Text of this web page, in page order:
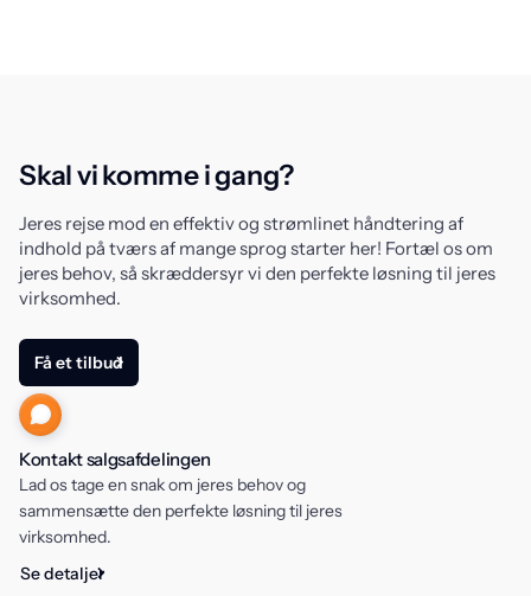
Skal vi komme i gang?
Jeres rejse mod en effektiv og strømlinet håndtering af
indhold på tværs af mange sprog starter her! Fortæl os om
jeres behov, så skræddersyr vi den perfekte løsning til jeres
virksomhed.
Få et tilbud
Kontakt salgsafdelingen
Lad os tage en snak om jeres behov og
sammensætte den perfekte løsning til jeres
virksomhed.
Se detaljer